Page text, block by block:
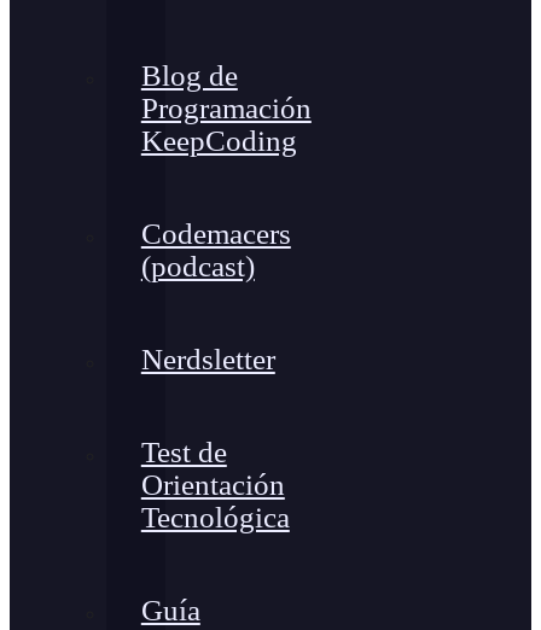
Blog de
Programación
KeepCoding
Codemacers
(podcast)
Nerdsletter
Test de
Orientación
Tecnológica
Guía